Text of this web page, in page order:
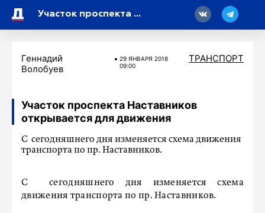
Участок проспекта Наставников открывается для движения
Геннадий
Волобуев
29 ЯНВАРЯ 2018
09:00
ТРАНСПОРТ
Участок проспекта Наставников
открывается для движения
С сегодняшнего дня изменяется схема движения
транспорта по пр. Наставников.
С сегодняшнего дня изменяется схема
движения транспорта по пр. Наставников.